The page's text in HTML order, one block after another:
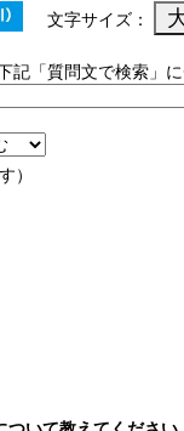
文字サイズ：
「質問文で検索」に
）